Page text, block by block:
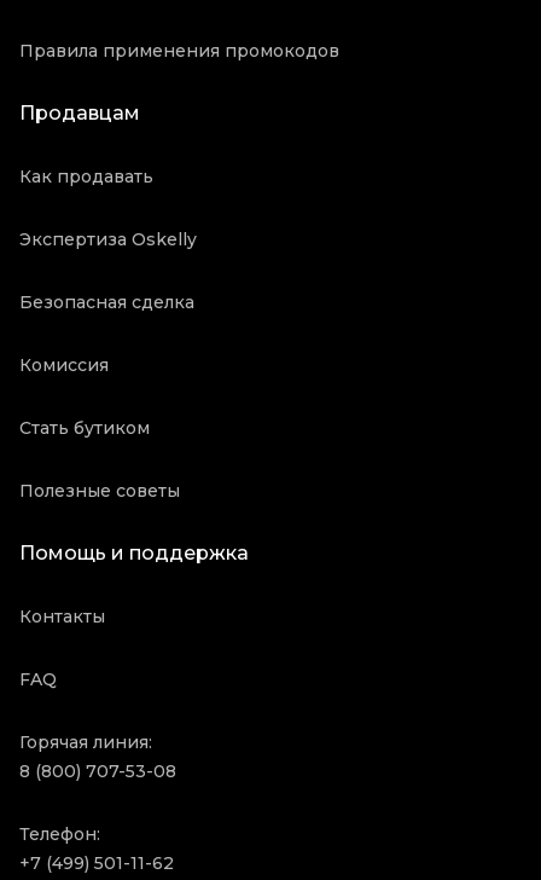
Правила применения промокодов
Продавцам
Как продавать
Экспертиза Oskelly
Безопасная сделка
Комиссия
Стать бутиком
Полезные советы
Помощь и поддержка
Контакты
FAQ
Горячая линия:
8 (800) 707-53-08
Телефон:
+7 (499) 501-11-62